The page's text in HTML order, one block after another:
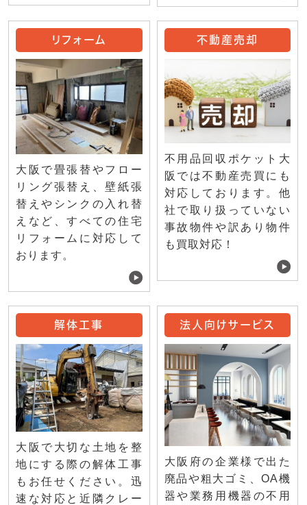
リフォーム
大阪で畳張替やフロー
リング張替え、壁紙張
替えやシンクの入れ替
えなど、すべての住宅
リフォームに対応して
おります。
不動産売却
不用品回収ポケット大
阪では不動産売買にも
対応しております。他
社で取り扱っていない
事故物件や訳あり物件
も買取対応！
解体工事
大阪で大切な土地を整
地にする際の解体工事
もお任せください。迅
速な対応と近隣クレー
法人向けサービス
大阪府の企業様で出た
廃品や粗大ゴミ、OA機
器や業務用機器の不用